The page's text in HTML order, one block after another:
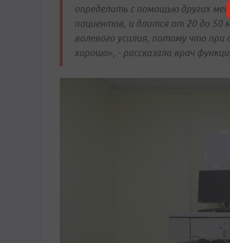
определить с помощью других
пациентов, и длится от 20 до 50
волевого усилия, потому что
хорошо», - рассказала врач